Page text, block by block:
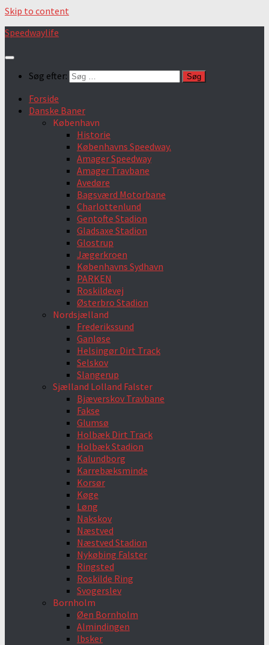
Skip to content
Speedwaylife
Søg efter:
Forside
Danske Baner
København
Historie
Københavns Speedway.
Amager Speedway
Amager Travbane
Avedøre
Bagsværd Motorbane
Charlottenlund
Gentofte Stadion
Gladsaxe Stadion
Glostrup
Jægerkroen
Københavns Sydhavn
PARKEN
Roskildevej
Østerbro Stadion
Nordsjælland
Frederikssund
Ganløse
Helsingør Dirt Track
Selskov
Slangerup
Sjælland Lolland Falster
Bjæverskov Travbane
Fakse
Glumsø
Holbæk Dirt Track
Holbæk Stadion
Kalundborg
Karrebæksminde
Korsør
Køge
Løng
Nakskov
Næstved
Næstved Stadion
Nykøbing Falster
Ringsted
Roskilde Ring
Svogerslev
Bornholm
Øen Bornholm
Almindingen
Ibsker